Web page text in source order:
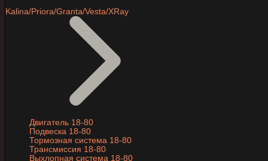
Kalina/Priora/Granta/Vesta/XRay
Двигатель 18-80
Подвеска 18-80
Тормозная система 18-80
Трансмиссия 18-80
Выхлопная система 18-80